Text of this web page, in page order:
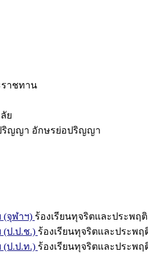
ราชทาน
ย
ริญญา อักษรย่อปริญญา
(จุฬาฯ) ร้องเรียนทุจริตและประพฤ
(ป.ป.ช.) ร้องเรียนทุจริตและประพ
(ป.ป.ท.) ร้องเรียนทุจริตและประพ